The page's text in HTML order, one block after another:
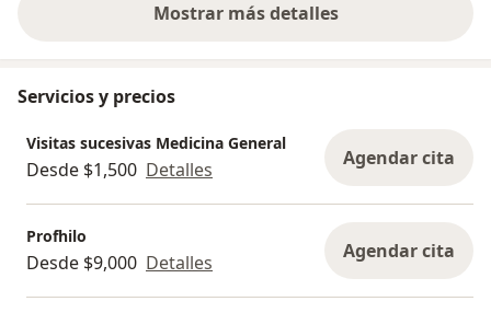
Mostrar más detalles
sobre la experiencia
Servicios y precios
Visitas sucesivas Medicina General
Desde $1,500 Detalles Agendar cita
Profhilo
Desde $9,000 Detalles Agendar cita